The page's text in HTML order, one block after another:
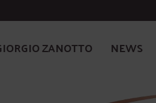
ZANOTTO NEWS